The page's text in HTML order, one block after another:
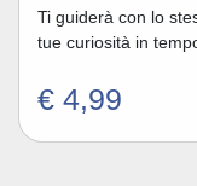
Ti guiderà con lo
tue curiosità in
€ 4,99